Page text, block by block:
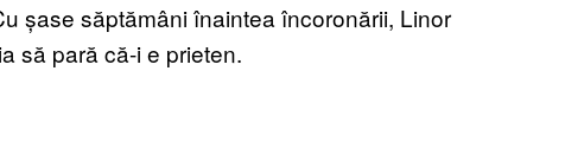
șase săptămâni înaintea încoronării, Linor
să pară că-i e prieten.